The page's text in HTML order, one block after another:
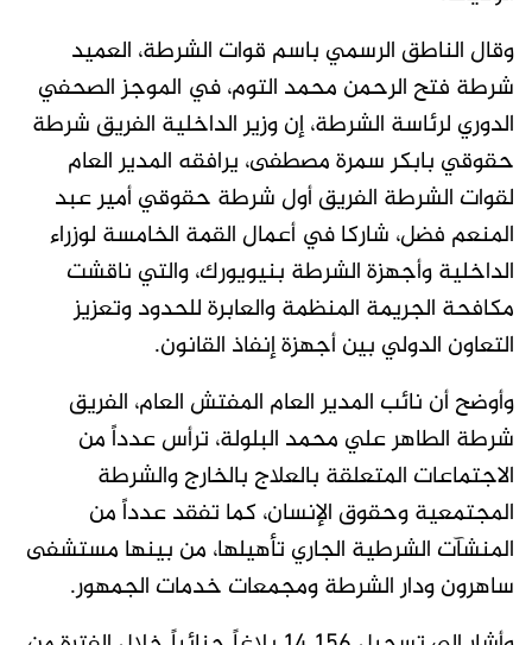
وقال الناطق الرسمي باسم قوات الشرطة، العميد
شرطة فتح الرحمن محمد التوم، في الموجز الصحفي
الدوري لرئاسة الشرطة، إن وزير الداخلية الفريق شرطة
حقوقي بابكر سمرة مصطفى، يرافقه المدير العام
لقوات الشرطة الفريق أول شرطة حقوقي أمير عبد
المنعم فضل، شاركا في أعمال القمة الخامسة لوزراء
الداخلية وأجهزة الشرطة بنيويورك، والتي ناقشت
مكافحة الجريمة المنظمة والعابرة للحدود وتعزيز
التعاون الدولي بين أجهزة إنفاذ القانون.
وأوضح أن نائب المدير العام المفتش العام، الفريق
شرطة الطاهر علي محمد البلولة، ترأس عدداً من
الاجتماعات المتعلقة بالعلاج بالخارج والشرطة
المجتمعية وحقوق الإنسان، كما تفقد عدداً من
المنشآت الشرطية الجاري تأهيلها، من بينها مستشفى
ساهرون ودار الشرطة ومجمعات خدمات الجمهور.